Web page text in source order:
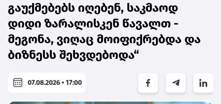
გაუქმებებს იღებენ, საკმაოდ
დიდი ზარალისკენ წავალთ -
მეგონა, ვიღაც მოიფიქრებდა და
ბიზნესს შეხვდებოდა“
07.08.2026 • 17:00